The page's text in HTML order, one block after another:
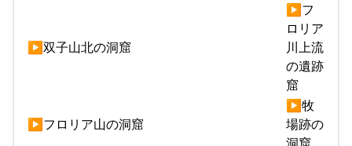
▶双子山北の洞窟
▶フ
ロリア
川上流
の遺跡
窟
▶フロリア山の洞窟
▶牧
場跡の